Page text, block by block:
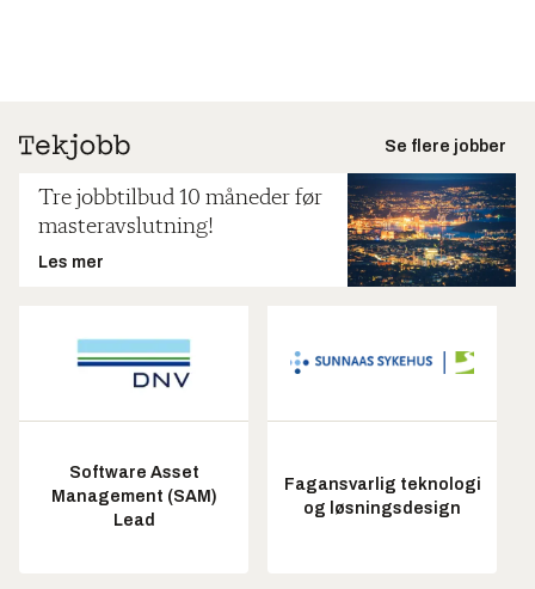
Se flere jobber
Tre jobbtilbud 10 måneder før
masteravslutning!
Les mer
Software Asset
Management (SAM)
Lead
Fagansvarlig teknologi
og løsningsdesign